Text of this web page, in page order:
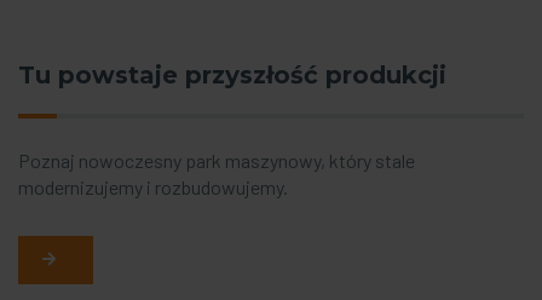
Tu powstaje przyszłość produkcji
Poznaj nowoczesny park maszynowy, który stale
modernizujemy i rozbudowujemy.